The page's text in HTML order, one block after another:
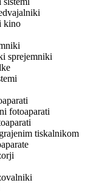
kino
sprejemniki
fotoaparati
tiskalnikom